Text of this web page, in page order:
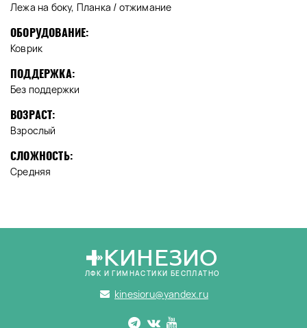
Лежа на боку, Планка / отжимание
ОБОРУДОВАНИЕ:
Коврик
ПОДДЕРЖКА:
Без поддержки
ВОЗРАСТ:
Взрослый
СЛОЖНОСТЬ:
Средняя
КИНЕЗИО
ЛФК И ГИМНАСТИКИ БЕСПЛАТНО
kinesioru@yandex.ru